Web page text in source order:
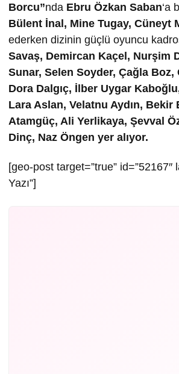
Borcu”nda Ebru Özkan Saban‘a
Bülent İnal, Mine Tugay, Cüneyt
ederken dizinin güçlü oyuncu
Savaş, Demircan Kaçel, Nurşim
Sunar, Selen Soyder, Çağla Boz,
Dora Dalgıç, İlber Uygar
Lara Aslan, Velatnu Aydın, Bekir
Atamgüç, Ali Yerlikaya, Şevval
Dinç, Naz Öngen yer alıyor.
[geo-post target=”true” id=”52167″
Yazı”]